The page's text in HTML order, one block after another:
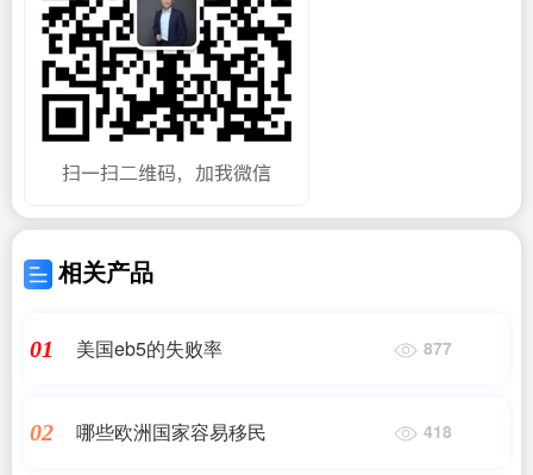
相关产品
01 美国eb5的失败率 877
02 哪些欧洲国家容易移民 418